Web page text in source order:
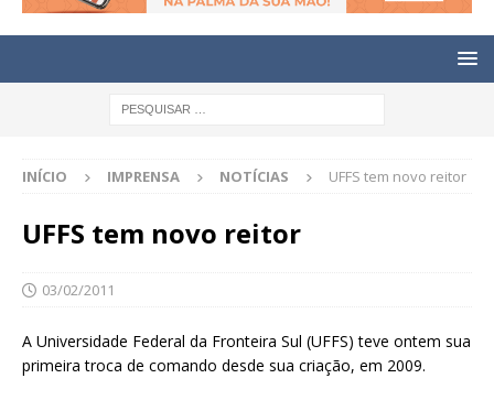
INÍCIO IMPRENSA NOTÍCIAS UFFS tem novo reitor
UFFS tem novo reitor
03/02/2011
A Universidade Federal da Fronteira Sul (UFFS) teve ontem sua
primeira troca de comando desde sua criação, em 2009.